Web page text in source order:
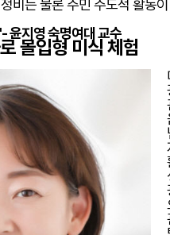
비는 물론 주민 주도적 활동
윤지영 숙명여대 교수
몰입형 미식 체험